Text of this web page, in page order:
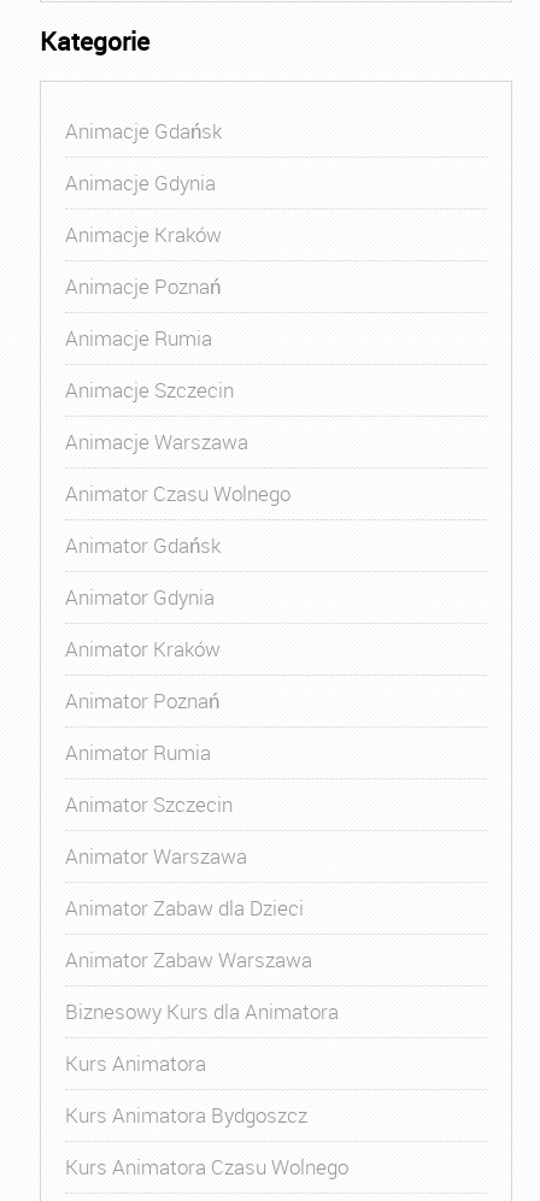
Kategorie
Animacje Gdańsk
Animacje Gdynia
Animacje Kraków
Animacje Poznań
Animacje Rumia
Animacje Szczecin
Animacje Warszawa
Animator Czasu Wolnego
Animator Gdańsk
Animator Gdynia
Animator Kraków
Animator Poznań
Animator Rumia
Animator Szczecin
Animator Warszawa
Animator Zabaw dla Dzieci
Animator Zabaw Warszawa
Biznesowy Kurs dla Animatora
Kurs Animatora
Kurs Animatora Bydgoszcz
Kurs Animatora Czasu Wolnego